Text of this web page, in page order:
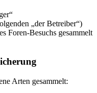
„der Betreiber“)
Foren-Besuchs gesammelt
Arten gesammelt: